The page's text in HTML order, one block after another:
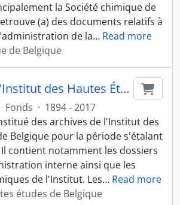
la Société chimique de
(a) des documents relatifs à
de la… Read more
de Belgique
Archives de l'Institut des Hautes Études de Belgique
Fonds · 1894 - 2017
des archives de l'Institut des
Belgique pour la période s'étalant
Il contient notamment les dossiers
interne ainsi que les
de l'Institut. Les… Read more
études de Belgique